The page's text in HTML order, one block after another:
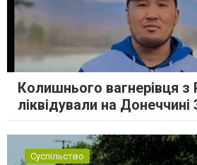
Колишнього вагнерівця з
ліквідували на
Суспільство